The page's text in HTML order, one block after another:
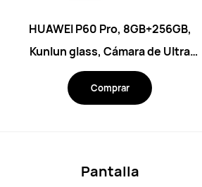
HUAWEI P60 Pro, 8GB+256GB,
Kunlun glass, Cámara de Ultra
Iluminación con apertura adjustable,
IP68, 88W, Rococo Pearl
Comprar
Pantalla